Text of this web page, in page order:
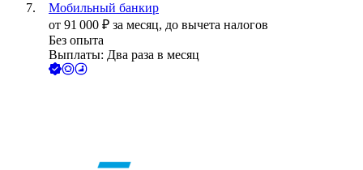
Мобильный банкир
от 91 000 ₽ за месяц, до вычета налогов
Без опыта
Выплаты: Два раза в месяц